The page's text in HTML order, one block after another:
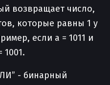
возвращает число,
которые равны 1 у
если a = 1011 и
1001.
- бинарный